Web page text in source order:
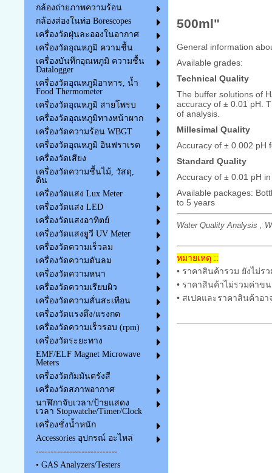
กล้องถ่ายภาพความร้อน
กล้องส่องในท่อ Borescopes
เครื่องวัดฝุ่นละอองในอากาศ
เครื่องวัดอุณหภูมิ ความชื้น
เครื่องบันทึกอุณหภูมิ ความชื้น
Datalogger
เครื่องวัดอุณหภูมิอาหาร, น้ำ
Food Thermometer
เครื่องวัดอุณหภูมิ สายโพรบ
เครื่องวัดอุณหภูมิทางหน้าผาก
เครื่องวัดความร้อน WBGT
เครื่องวัดอุณหภูมิ อินฟราเรด
เครื่องวัดเสียง
เครื่องวัดความชื้นไม้, วัสดุ,
ดิน
เครื่องวัดแสง Lux Meter
เครื่องวัดแสง LED
เครื่องวัดแสงอาทิตย์
เครื่องวัดแสงยูวี UV Meter
เครื่องวัดความเร็วลม
เครื่องวัดความดันลม
เครื่องวัดความหนา
เครื่องวัดความเรียบผิว
เครื่องวัดความสั่นสะเทือน
เครื่องวัดแรงดึง/แรงกด
เครื่องวัดความเร็วรอบ (rpm)
เครื่องวัดระยะทาง
EMF/ELF Magnet Microwave
Meters
เครื่องวัดกัมมันตรังสี
เครื่องวัดสภาพอากาศ
นาฬิกาจับเวลา/ป้ายแสดง
เวลา Stopwatche/Timer/Clock
เครื่องชั่งน้ำหนัก
Accessories อุปกรณ์ อะไหล่
---------------------------
• GAS Analyzers/Testers
500ml"
General information
Available grades:
Technical Quality
The buffer solutions of
accuracy of ± 0.01 pH
of analysis.
Millesimal Quality
Accuracy of ± 0.002 pH
Standard Quality
Accuracy of ± 0.01 pH
Available packages:
to 5 years
Water Quality Analysis ,
หมายเหตุ ::
• ราคาสินค้ารวม ยังไม่ร
• ราคาสินค้าไม่รวมค่าข
• สเปคและราคาสินค้าอ